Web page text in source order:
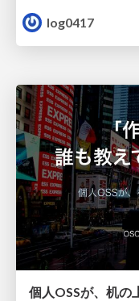
log0417
個人OSSが、机の